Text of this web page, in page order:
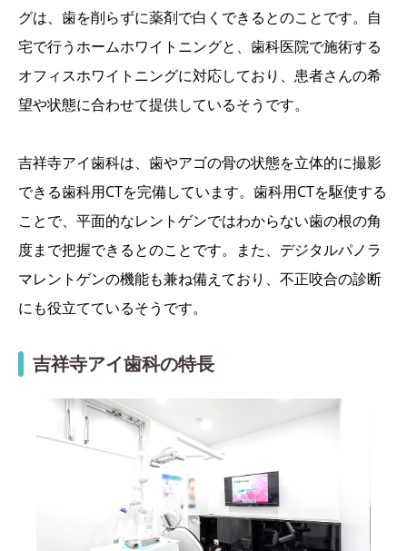
グは、歯を削らずに薬剤で白くできるとのことです。自
宅で行うホームホワイトニングと、歯科医院で施術する
オフィスホワイトニングに対応しており、患者さんの希
望や状態に合わせて提供しているそうです。
吉祥寺アイ歯科は、歯やアゴの骨の状態を立体的に撮影
できる歯科用CTを完備しています。歯科用CTを駆使する
ことで、平面的なレントゲンではわからない歯の根の角
度まで把握できるとのことです。また、デジタルパノラ
マレントゲンの機能も兼ね備えており、不正咬合の診断
にも役立てているそうです。
吉祥寺アイ歯科の特長